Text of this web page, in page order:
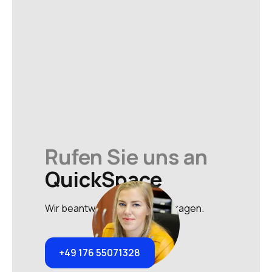
Rufen Sie uns an
QuickSpace
Wir beantworten gerne Ihre Fragen.
+49 176 55071328